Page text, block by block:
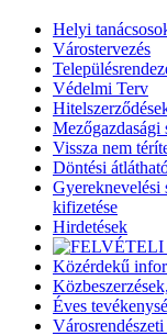
Helyi
Várostervezés
Védelmi Terv
Mezőgazdasági
Vissza nem
Döntési
Gyereknevelési
kifizetése
Hirdetések
Közérdekű
Éves